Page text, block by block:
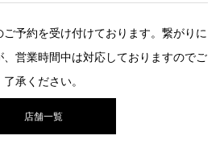
予約を受け付けております。繋がりに
、営業時間中は対応しておりますのでご
了承ください。
店舗一覧